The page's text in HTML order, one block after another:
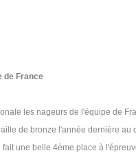
de France
les nageurs de l'équipe de
de bronze l'année dernière
une belle 4ème place à